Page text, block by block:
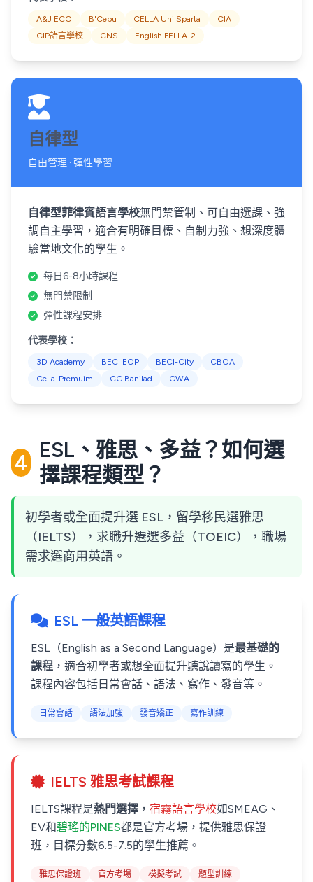
A&J ECO B'Cebu CELLA Uni Sparta
CIA
CIP語言學校
CNS English FELLA-2
自律型
自由管理 · 彈性學習
自律型菲律賓語言學校無門禁管制、可自由選課、強
調自主學習，適合有明確目標、自制力強、想深度體
驗當地文化的學生。
每日6-8小時課程
無門禁限制
彈性課程安排
代表學校：
3D Academy BECI EOP BECI-City
CBOA
Cella-Premuim
CG Banilad CWA
4 ESL、雅思、多益？如何選
擇課程類型？
初學者或全面提升選 ESL，留學移民選雅思
（IELTS），求職升遷選多益（TOEIC），職場
需求選商用英語。
ESL 一般英語課程
ESL（English as a Second Language）是最基礎的
課程 ，適合初學者或想全面提升聽說讀寫的學生。
課程內容包括日常會話、語法、寫作、發音等。
日常會話 語法加強 發音矯正 寫作訓練
IELTS 雅思考試課程
IELTS課程是熱門選擇 ， 宿霧語言學校如SMEAG、
EV和碧瑤的PINES都是官方考場，提供雅思保證
班，目標分數6.5-7.5的學生推薦。
雅思保證班 官方考場 模擬考試 題型訓練